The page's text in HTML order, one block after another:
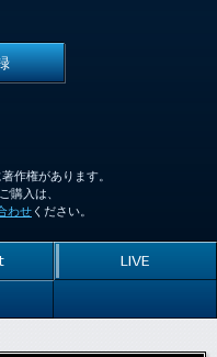
作権があります。
購入は、
わせ ください。
LIVE